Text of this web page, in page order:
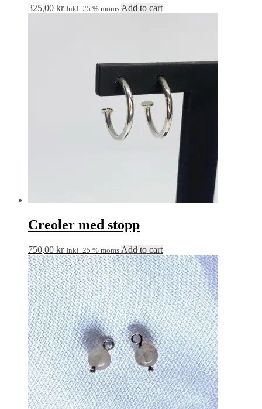
325,00 kr Inkl. 25 % moms Add to cart
Creoler med stopp
750,00 kr Inkl. 25 % moms Add to cart